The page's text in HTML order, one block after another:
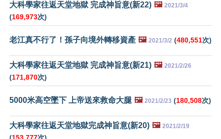
大科學家往返天堂地獄 完成神旨意(新22) 🖼️ 2021/3/4
(169,973次)
老江真不行了！孫子向境外轉移資產 🖼️ 2021/3/2 (480,551次)
大科學家往返天堂地獄 完成神旨意(新21) 🖼️ 2021/2/26
(171,870次)
5000米高空墜下 上帝送來救命大腿 🖼️ 2021/2/23 (180,508次)
大科學家往返天堂地獄完成神旨意(新20) 🖼️ 2021/2/19